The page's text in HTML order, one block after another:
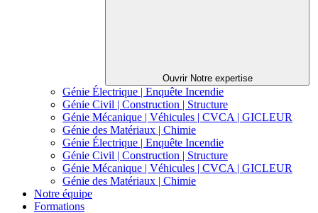
Ouvrir Notre expertise
Génie Électrique | Enquête Incendie
Génie Civil | Construction | Structure
Génie Mécanique | Véhicules | CVCA | GICLEUR
Génie des Matériaux | Chimie
Génie Électrique | Enquête Incendie
Génie Civil | Construction | Structure
Génie Mécanique | Véhicules | CVCA | GICLEUR
Génie des Matériaux | Chimie
Notre équipe
Formations